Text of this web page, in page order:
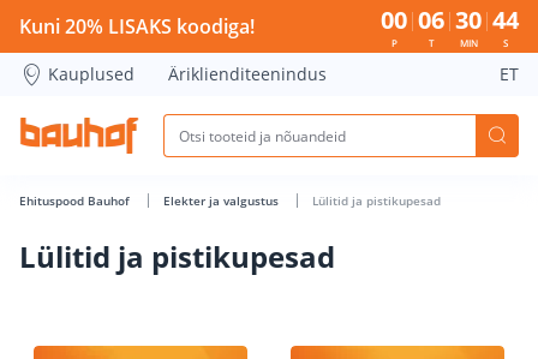
Lülitid ja pistikupesad - Bauhof has loaded
Kuni 20% LISAKS koodiga! 00
P
06
T
30
MIN
44
S
Kauplused Äriklienditeenindus ET
Ehituspood Bauhof Elekter ja valgustus Lülitid ja pistikupesad
Lülitid ja pistikupesad